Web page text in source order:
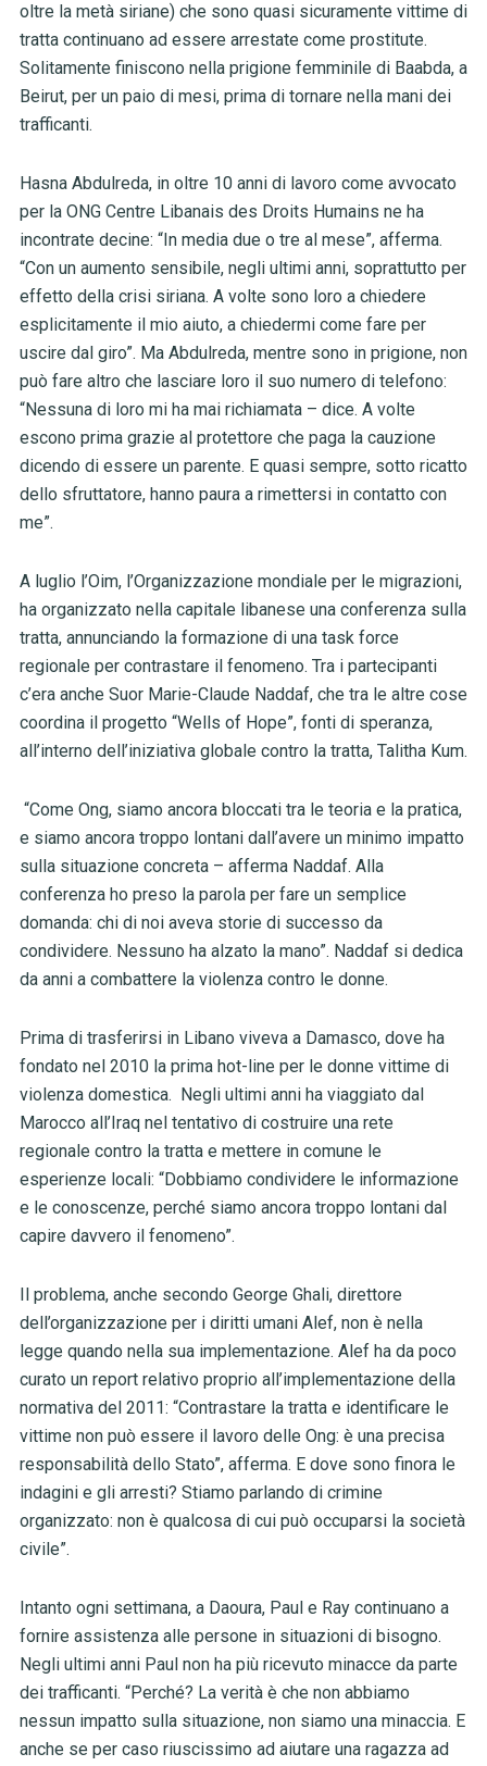
oltre la metà siriane) che sono quasi sicuramente vittime di
tratta continuano ad essere arrestate come prostitute.
Solitamente finiscono nella prigione femminile di Baabda, a
Beirut, per un paio di mesi, prima di tornare nella mani dei
trafficanti.
Hasna Abdulreda, in oltre 10 anni di lavoro come avvocato
per la ONG Centre Libanais des Droits Humains ne ha
incontrate decine: “In media due o tre al mese”, afferma.
“Con un aumento sensibile, negli ultimi anni, soprattutto per
effetto della crisi siriana. A volte sono loro a chiedere
esplicitamente il mio aiuto, a chiedermi come fare per
uscire dal giro”. Ma Abdulreda, mentre sono in prigione, non
può fare altro che lasciare loro il suo numero di telefono:
“Nessuna di loro mi ha mai richiamata – dice. A volte
escono prima grazie al protettore che paga la cauzione
dicendo di essere un parente. E quasi sempre, sotto ricatto
dello sfruttatore, hanno paura a rimettersi in contatto con
me”.
A luglio l’Oim, l’Organizzazione mondiale per le migrazioni,
ha organizzato nella capitale libanese una conferenza sulla
tratta, annunciando la formazione di una task force
regionale per contrastare il fenomeno. Tra i partecipanti
c’era anche Suor Marie-Claude Naddaf, che tra le altre cose
coordina il progetto “Wells of Hope”, fonti di speranza,
all’interno dell’iniziativa globale contro la tratta, Talitha Kum.
“Come Ong, siamo ancora bloccati tra le teoria e la pratica,
e siamo ancora troppo lontani dall’avere un minimo impatto
sulla situazione concreta – afferma Naddaf. Alla
conferenza ho preso la parola per fare un semplice
domanda: chi di noi aveva storie di successo da
condividere. Nessuno ha alzato la mano”. Naddaf si dedica
da anni a combattere la violenza contro le donne.
Prima di trasferirsi in Libano viveva a Damasco, dove ha
fondato nel 2010 la prima hot-line per le donne vittime di
violenza domestica. Negli ultimi anni ha viaggiato dal
Marocco all’Iraq nel tentativo di costruire una rete
regionale contro la tratta e mettere in comune le
esperienze locali: “Dobbiamo condividere le informazione
e le conoscenze, perché siamo ancora troppo lontani dal
capire davvero il fenomeno”.
Il problema, anche secondo George Ghali, direttore
dell’organizzazione per i diritti umani Alef, non è nella
legge quando nella sua implementazione. Alef ha da poco
curato un report relativo proprio all’implementazione della
normativa del 2011: “Contrastare la tratta e identificare le
vittime non può essere il lavoro delle Ong: è una precisa
responsabilità dello Stato”, afferma. E dove sono finora le
indagini e gli arresti? Stiamo parlando di crimine
organizzato: non è qualcosa di cui può occuparsi la società
civile”.
Intanto ogni settimana, a Daoura, Paul e Ray continuano a
fornire assistenza alle persone in situazioni di bisogno.
Negli ultimi anni Paul non ha più ricevuto minacce da parte
dei trafficanti. “Perché? La verità è che non abbiamo
nessun impatto sulla situazione, non siamo una minaccia. E
anche se per caso riuscissimo ad aiutare una ragazza ad